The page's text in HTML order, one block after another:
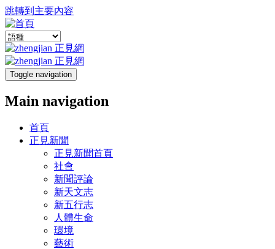
跳轉到主要內容
Toggle navigation
Main navigation
首頁
正見新聞
正見新聞首頁
社會
新聞評論
新天文志
新五行志
人體生命
環境
藝術